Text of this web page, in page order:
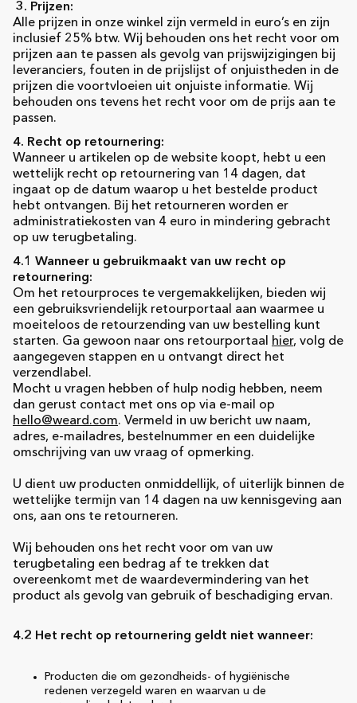
3. Prijzen:
Alle prijzen in onze winkel zijn vermeld in euro’s en zijn
inclusief 25% btw. Wij behouden ons het recht voor om
prijzen aan te passen als gevolg van prijswijzigingen bij
leveranciers, fouten in de prijslijst of onjuistheden in de
prijzen die voortvloeien uit onjuiste informatie. Wij
behouden ons tevens het recht voor om de prijs aan te
passen.
4. Recht op retournering:
Wanneer u artikelen op de website koopt, hebt u een
wettelijk recht op retournering van 14 dagen, dat
ingaat op de datum waarop u het bestelde product
hebt ontvangen. Bij het retourneren worden er
administratiekosten van 4 euro in mindering gebracht
op uw terugbetaling.
4.1 Wanneer u gebruikmaakt van uw recht op
retournering:
Om het retourproces te vergemakkelijken, bieden wij
een gebruiksvriendelijk retourportaal aan waarmee u
moeiteloos de retourzending van uw bestelling kunt
starten. Ga gewoon naar ons retourportaal
hier, volg de
aangegeven stappen en u ontvangt direct het
verzendlabel.
Mocht u vragen hebben of hulp nodig hebben, neem
dan gerust contact met ons op via e-mail op
hello@weard.com. Vermeld in uw bericht uw naam,
adres, e-mailadres, bestelnummer en een duidelijke
omschrijving van uw vraag of opmerking.
U dient uw producten onmiddellijk, of uiterlijk binnen de
wettelijke termijn van 14 dagen na uw kennisgeving aan
ons, aan ons te retourneren.
Wij behouden ons het recht voor om van uw
terugbetaling een bedrag af te trekken dat
overeenkomt met de waardevermindering van het
product als gevolg van gebruik of beschadiging ervan.
4.2 Het recht op retournering geldt niet wanneer:
Producten die om gezondheids- of hygiënische
redenen verzegeld waren en waarvan u de